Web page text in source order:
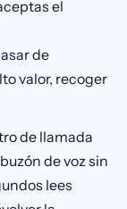
el
de
valor, recoger
de llamada
de voz sin
lees